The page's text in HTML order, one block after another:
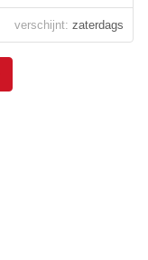
verschijnt: zaterdags